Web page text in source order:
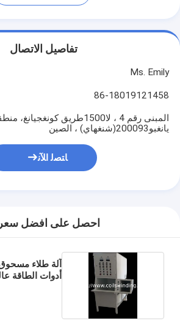
تفاصيل الاتصال
Ms. Emily
86-18019121458
المبنى رقم 4 ، لا1500طريق كونغجيانغ،
يانغبو200093(شنغهاي) ، الصين
ﺎﺘﺼﻟ ﺍﻶﻧ
احصل على افضل
آلة طلاء
أدوات الطاقة